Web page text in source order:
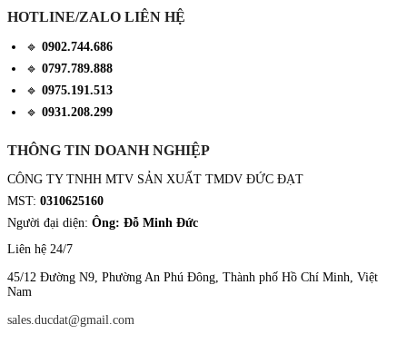
HOTLINE/ZALO LIÊN HỆ
🔹 0902.744.686
🔹 0797.789.888
🔹 0975.191.513
🔹 0931.208.299
THÔNG TIN DOANH NGHIỆP
CÔNG TY TNHH MTV SẢN XUẤT TMDV ĐỨC ĐẠT
MST: 0310625160
Người đại diện: Ông: Đỗ Minh Đức
Liên hệ 24/7
45/12 Đường N9, Phường An Phú Đông, Thành phố Hồ Chí Minh, Việt
Nam
sales.ducdat@gmail.com